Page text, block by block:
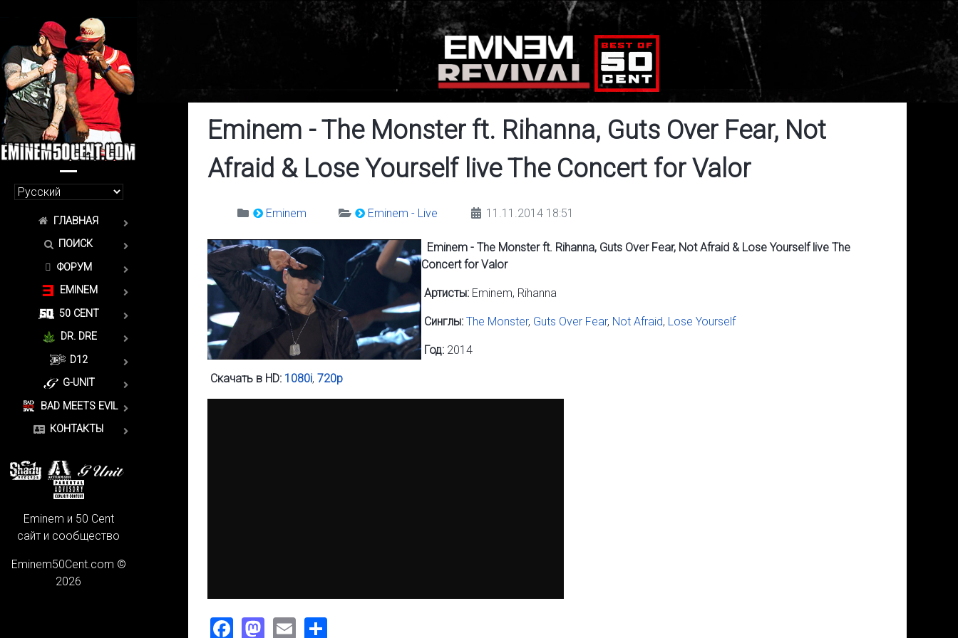
Eminem - The Monster ft. Rihanna, Guts Over Fear, Not
Afraid & Lose Yourself live The Concert for Valor
Eminem Eminem - Live 11.11.2014 18:51
Eminem - The Monster ft. Rihanna, Guts Over Fear, Not Afraid & Lose Yourself live The
Concert for Valor
Артисты: Eminem, Rihanna
Синглы: The Monster, Guts Over Fear, Not Afraid, Lose Yourself
Год: 2014
Скачать в HD: 1080i, 720p
Facebook
Mastodon
Email
ГЛАВНАЯ
ПОИСК
ФОРУМ
EMINEM
50 CENT
DR. DRE
D12
G-UNIT
BAD MEETS EVIL
КОНТАКТЫ
Eminem и 50 Cent
сайт и сообщество
Eminem50Cent.com ©
2026